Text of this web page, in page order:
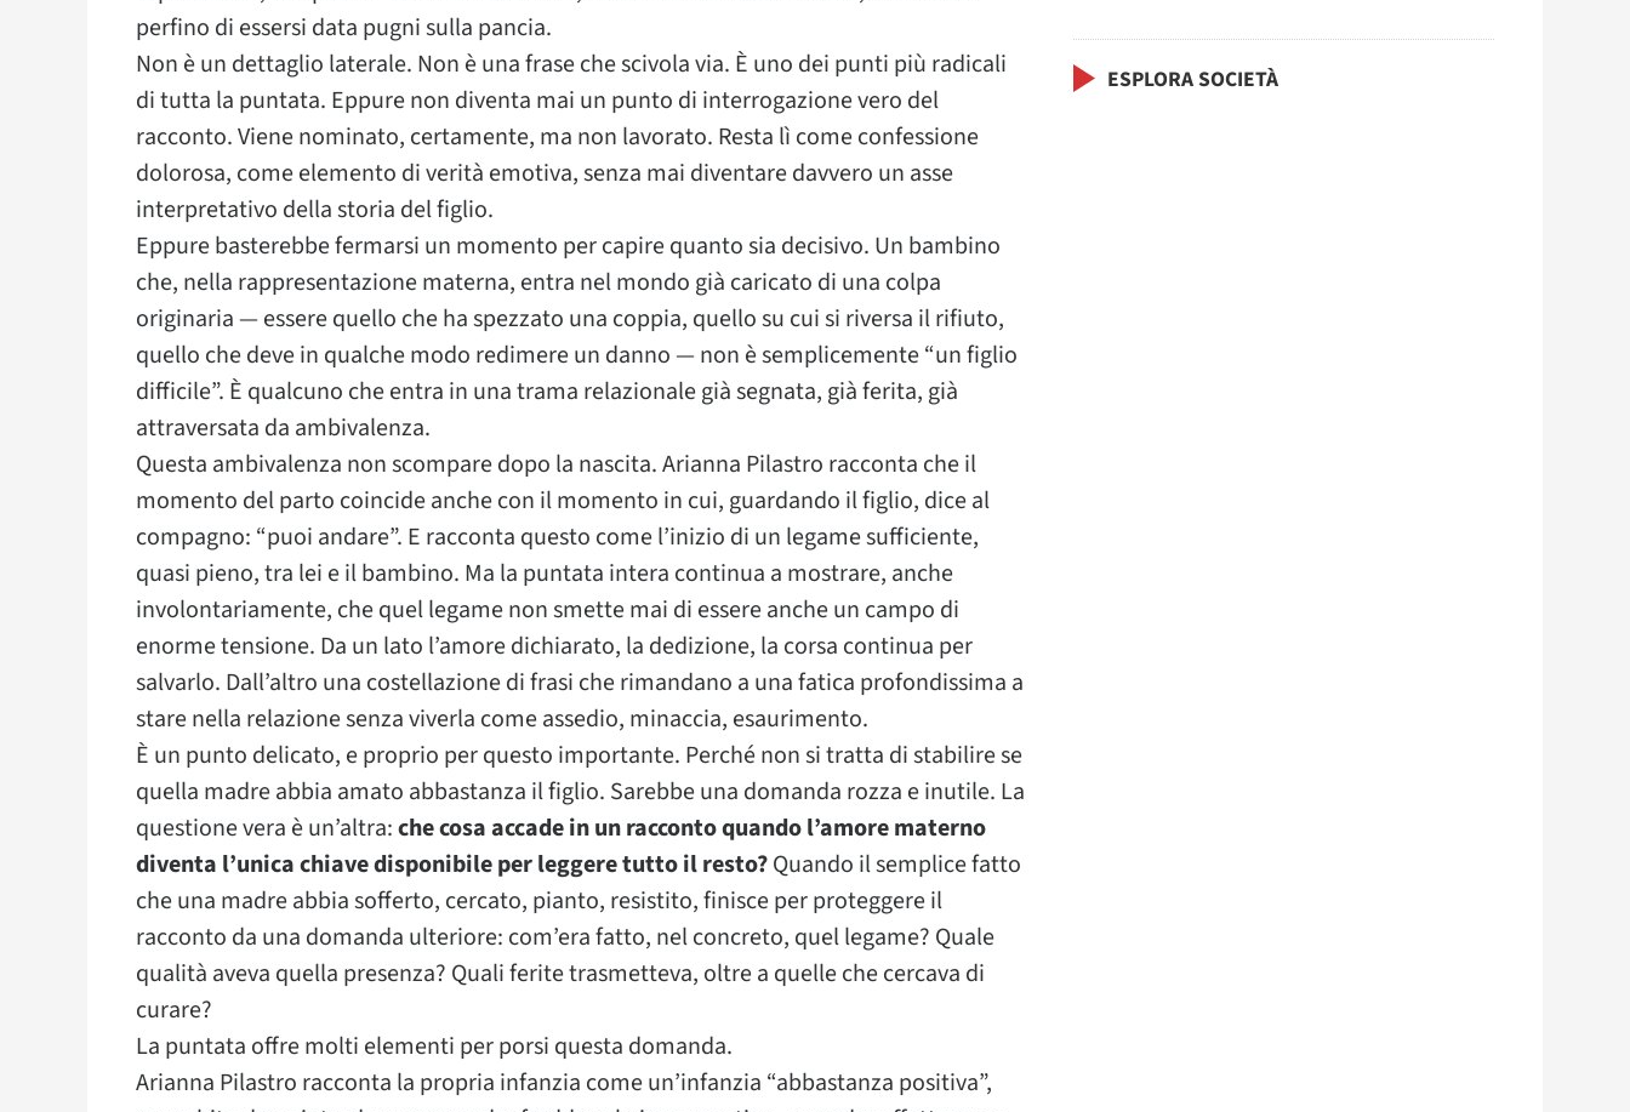
perfino di essersi data pugni sulla pancia.
Non è un dettaglio laterale. Non è una frase che scivola via. È uno dei punti più radicali
di tutta la puntata. Eppure non diventa mai un punto di interrogazione vero del
racconto. Viene nominato, certamente, ma non lavorato. Resta lì come confessione
dolorosa, come elemento di verità emotiva, senza mai diventare davvero un asse
interpretativo della storia del figlio.
Eppure basterebbe fermarsi un momento per capire quanto sia decisivo. Un bambino
che, nella rappresentazione materna, entra nel mondo già caricato di una colpa
originaria — essere quello che ha spezzato una coppia, quello su cui si riversa il rifiuto,
quello che deve in qualche modo redimere un danno — non è semplicemente “un figlio
difficile”. È qualcuno che entra in una trama relazionale già segnata, già ferita, già
attraversata da ambivalenza.
Questa ambivalenza non scompare dopo la nascita. Arianna Pilastro racconta che il
momento del parto coincide anche con il momento in cui, guardando il figlio, dice al
compagno: “puoi andare”. E racconta questo come l’inizio di un legame sufficiente,
quasi pieno, tra lei e il bambino. Ma la puntata intera continua a mostrare, anche
involontariamente, che quel legame non smette mai di essere anche un campo di
enorme tensione. Da un lato l’amore dichiarato, la dedizione, la corsa continua per
salvarlo. Dall’altro una costellazione di frasi che rimandano a una fatica profondissima a
stare nella relazione senza viverla come assedio, minaccia, esaurimento.
È un punto delicato, e proprio per questo importante. Perché non si tratta di stabilire se
quella madre abbia amato abbastanza il figlio. Sarebbe una domanda rozza e inutile. La
questione vera è un’altra:che cosa accade in un racconto quando l’amore materno
diventa l’unica chiave disponibile per leggere tutto il resto?Quando il semplice fatto
che una madre abbia sofferto, cercato, pianto, resistito, finisce per proteggere il
racconto da una domanda ulteriore: com’era fatto, nel concreto, quel legame? Quale
qualità aveva quella presenza? Quali ferite trasmetteva, oltre a quelle che cercava di
curare?
La puntata offre molti elementi per porsi questa domanda.
Arianna Pilastro racconta la propria infanzia come un’infanzia “abbastanza positiva”,
ESPLORA SOCIETÀ